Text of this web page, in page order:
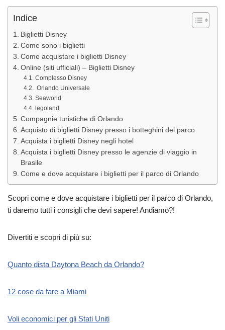
Indice
Biglietti Disney
Come sono i biglietti
Come acquistare i biglietti Disney
Online (siti ufficiali) – Biglietti Disney
Complesso Disney
Orlando Universale
Seaworld
legoland
Compagnie turistiche di Orlando
Acquisto di biglietti Disney presso i botteghini del parco
Acquista i biglietti Disney negli hotel
Acquista i biglietti Disney presso le agenzie di viaggio in
Brasile
Come e dove acquistare i biglietti per il parco di Orlando
Scopri come e dove acquistare i biglietti per il parco di Orlando,
ti daremo tutti i consigli che devi sapere! Andiamo?!
Divertiti e scopri di più su:
Quanto dista Daytona Beach da Orlando?
12 cose da fare a Miami
Voli economici per gli Stati Uniti